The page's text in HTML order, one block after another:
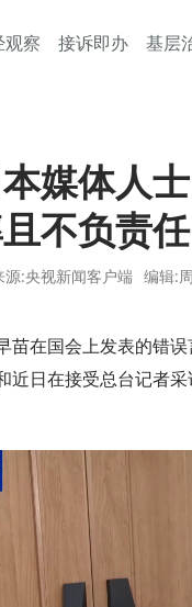
观察 接诉即办 基层
媒体人
不负责任
源:央视新闻客户端 编辑:
苗在国会上发表的错
近日在接受总台记者